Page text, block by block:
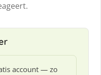
account — zo